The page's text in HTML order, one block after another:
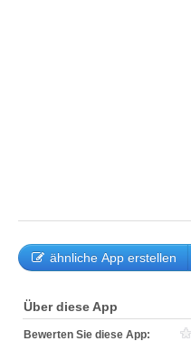
ähnliche App erstellen
Über diese App
Bewerten Sie diese App: